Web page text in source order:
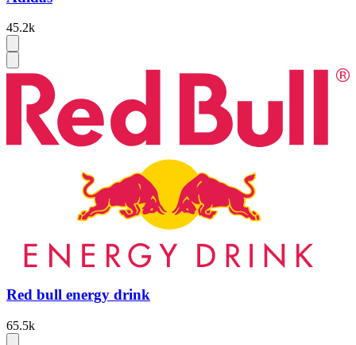
45.2k
Red bull energy drink
65.5k